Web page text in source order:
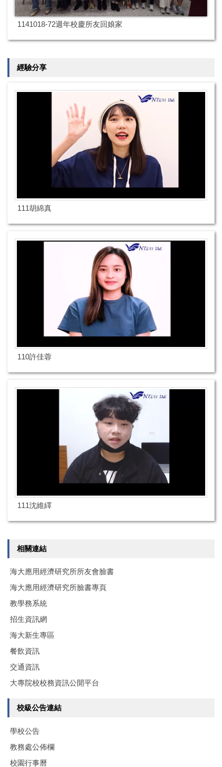
1141018-72週年校慶所友回娘家
經驗分享
111胡綿真
110許佳蓉
111沈維繹
相關連結
海大應用經濟研究所所友會臉書
海大應用經濟研究所臉書專頁
教學務系統
招生資訊網
海大新生專區
餐飲資訊
交通資訊
大專院校校務資訊公開平台
校級公告連結
學校公告
教務處公佈欄
校園行事曆